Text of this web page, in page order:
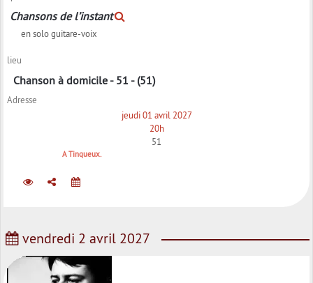
Chansons de l’instant
en solo guitare-voix
lieu
Chanson à domicile - 51 - (51)
Adresse
jeudi 01 avril 2027
20h
51
A Tinqueux.
vendredi 2 avril 2027